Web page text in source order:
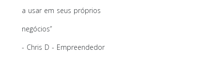
a usar em seus próprios
negócios”
- Chris D - Empreendedor